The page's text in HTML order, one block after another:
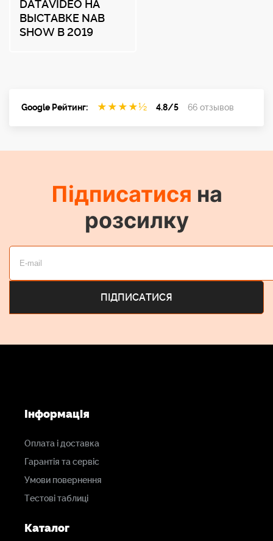
DATAVIDEO НА
ВЫСТАВКЕ NAB
SHOW В 2019
Google Рейтинг: ★ ★ ★ ★½ 4.8/5 66 отзывов
Підписатися на
розсилку
Інформація
Оплата і доставка
Гарантія та сервіс
Умови повернення
Тестові таблиці
Каталог